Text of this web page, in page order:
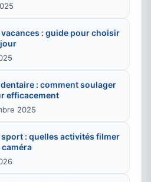
: guide pour choisir
: comment soulager
efficacement
2025
sport : quelles activités filmer
caméra